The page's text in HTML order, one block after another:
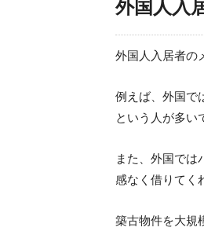
外国人入
外国人入居者の
例えば、外国で
という人が多い
また、外国では
感なく借りてく
築古物件を大規